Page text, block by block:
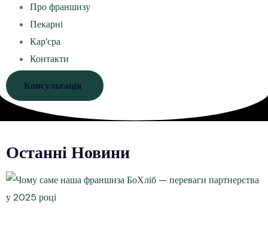
Про франшизу
Пекарні
Кар’єра
Контакти
Консультація
Останні Новини